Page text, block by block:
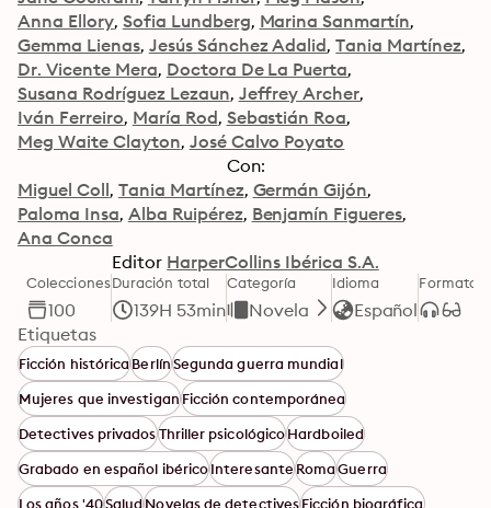
Anna Ellory Sofia Lundberg Marina Sanmartín
Gemma Lienas Jesús Sánchez Adalid Tania Martínez
Dr. Vicente Mera Doctora De La Puerta
Susana Rodríguez Lezaun Jeffrey Archer
Iván Ferreiro María Rod Sebastián Roa
Meg Waite Clayton José Calvo Poyato
Con:
Miguel Coll Tania Martínez Germán Gijón
Paloma Insa Alba Ruipérez Benjamín Figueres
Ana Conca
Editor HarperCollins Ibérica S.A.
Colecciones
100
Duración total
139H 53min
Categoría
Novela
Idioma
Español
Formato
Etiquetas
Ficción históricaBerlínSegunda guerra mundial
Mujeres que investiganFicción contemporánea
Detectives privadosThriller psicológicoHardboiled
Grabado en español ibéricoInteresanteRomaGuerra
Los años '40SaludNovelas de detectivesFicción biográfica